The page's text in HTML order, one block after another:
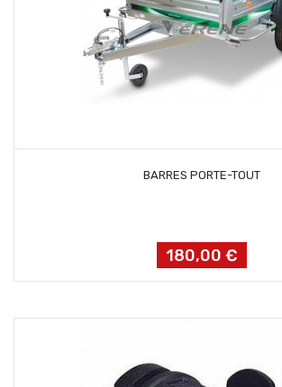
BARRES PORTE-TOUT
Prix
180,00 €